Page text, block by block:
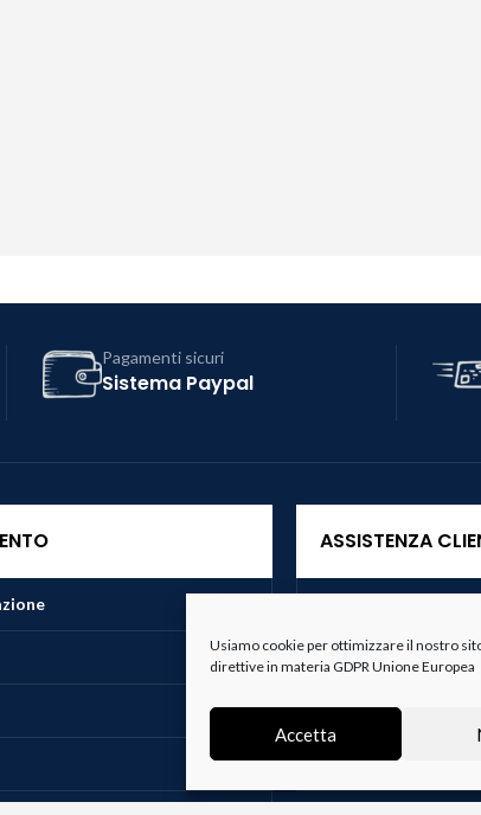
Usiamo cookie per ottimizzare il nostro
direttive in materia GDPR Unione Europea
Accetta
Pagamenti sicuri
Sistema Paypal
ASSISTENZA
Spedizioni
Resi e Recessi
Termini e Condizioni